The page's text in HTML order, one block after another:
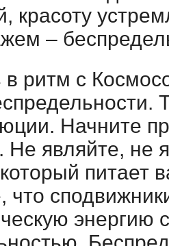
красоту
–
в ритм с
Начните
являйте, не
питает
что
энергию